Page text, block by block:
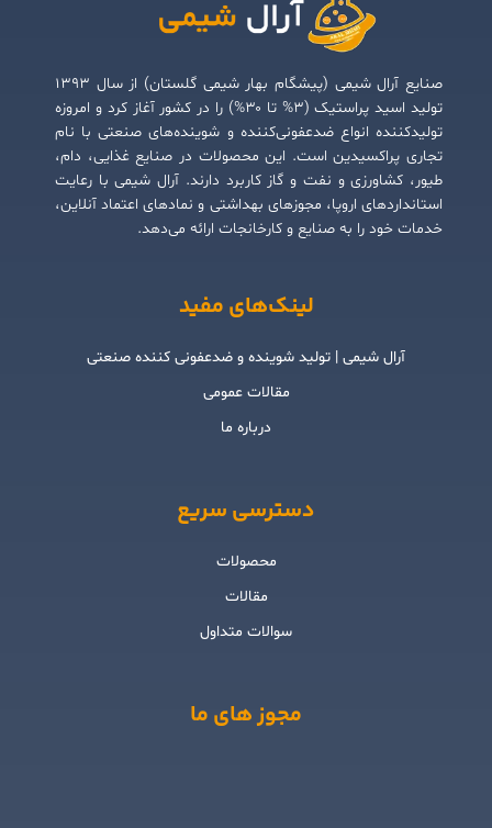
صنایع آرال شیمی (پیشگام بهار شیمی گلستان) از سال ۱۳۹۳
تولید اسید پراستیک (۳% تا ۳۰%) را در کشور آغاز کرد و امروزه
تولیدکننده انواع ضدعفونی‌کننده و شوینده‌های صنعتی با نام
تجاری پراکسیدین است. این محصولات در صنایع غذایی، دام،
طیور، کشاورزی و نفت و گاز کاربرد دارند. آرال شیمی با رعایت
استانداردهای اروپا، مجوزهای بهداشتی و نمادهای اعتماد آنلاین،
خدمات خود را به صنایع و کارخانجات ارائه می‌دهد.
لینک‌های مفید
آرال شیمی | تولید شوینده و ضدعفونی کننده صنعتی
مقالات عمومی
درباره ما
دسترسی سریع
محصولات
مقالات
سوالات متداول
مجوز های ما